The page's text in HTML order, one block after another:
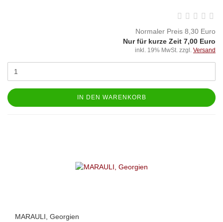
Normaler Preis 8,30 Euro
Nur für kurze Zeit 7,00 Euro
inkl. 19% MwSt. zzgl. Versand
IN DEN WARENKORB
MARAULI, Georgien